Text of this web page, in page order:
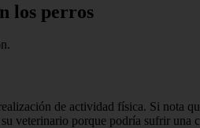
los perros
de actividad física. Si nota
veterinario porque podría sufrir una